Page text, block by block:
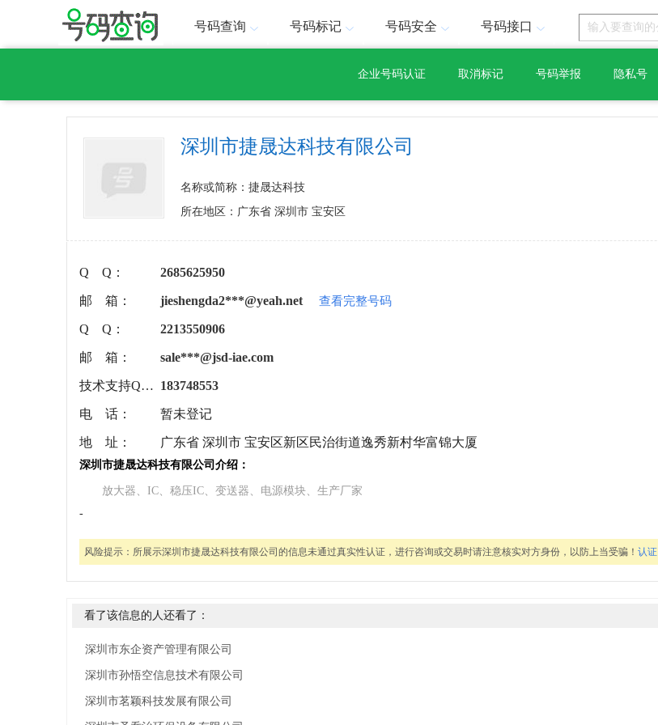
号码查询 号码标记 号码安全 号码接口
企业号码认证 取消标记 号码举报 隐私号
深圳市捷晟达科技有限公司
名称或简称：捷晟达科技
所在地区：广东省 深圳市 宝安区
Q Q： 2685625950
邮 箱： jieshengda2***@yeah.net 查看完整号码
Q Q： 2213550906
邮 箱： sale***@jsd-iae.com
技术支持QQ： 183748553
电 话： 暂未登记
地 址： 广东省 深圳市 宝安区新区民治街道逸秀新村华富锦大厦
深圳市捷晟达科技有限公司介绍：
放大器、IC、稳压IC、变送器、电源模块、生产厂家
-
风险提示： 所展示深圳市捷晟达科技有限公司的信息未通过真实性认证，进行咨询或交易时请注意核实对方身份，以防上当受骗！ 认证
看了该信息的人还看了：
深圳市东企资产管理有限公司
深圳市孙悟空信息技术有限公司
深圳市茗颖科技发展有限公司